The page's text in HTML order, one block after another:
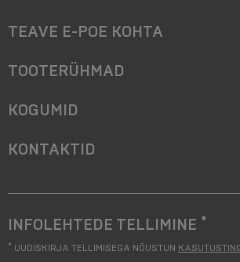
TEAVE E-POE KOHTA
TOOTERÜHMAD
KOGUMID
KONTAKTID
INFOLEHTEDE TELLIMINE *
* UUDISKIRJA TELLIMISEGA NÕUSTUN